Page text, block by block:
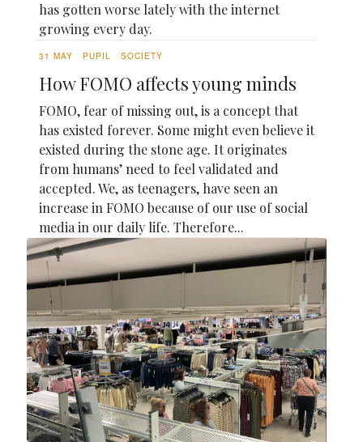
has gotten worse lately with the internet
growing every day.
31 MAY PUPIL SOCIETY
How FOMO affects young minds
FOMO, fear of missing out, is a concept that
has existed forever. Some might even believe it
existed during the stone age. It originates
from humans’ need to feel validated and
accepted. We, as teenagers, have seen an
increase in FOMO because of our use of social
media in our daily life. Therefore...